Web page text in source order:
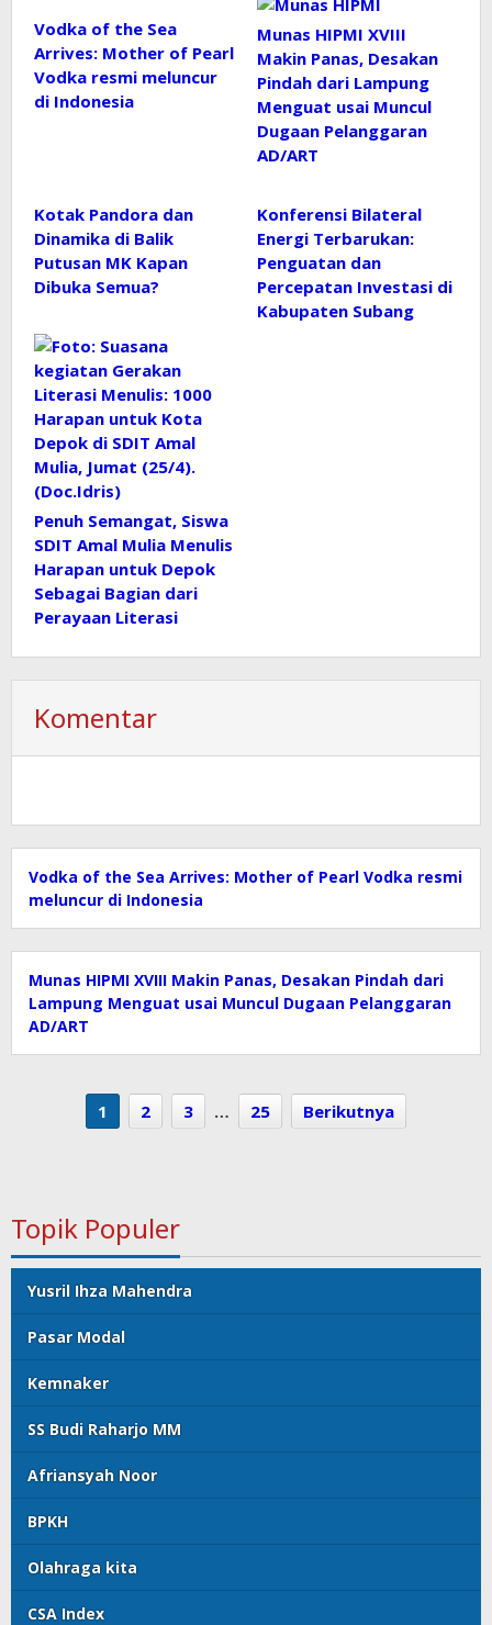
Vodka of the Sea
Arrives: Mother of Pearl
Vodka resmi meluncur
di Indonesia
Munas HIPMI XVIII
Makin Panas, Desakan
Pindah dari Lampung
Menguat usai Muncul
Dugaan Pelanggaran
AD/ART
Kotak Pandora dan
Dinamika di Balik
Putusan MK Kapan
Dibuka Semua?
Konferensi Bilateral
Energi Terbarukan:
Penguatan dan
Percepatan Investasi di
Kabupaten Subang
Penuh Semangat, Siswa
SDIT Amal Mulia Menulis
Harapan untuk Depok
Sebagai Bagian dari
Perayaan Literasi
Komentar
Vodka of the Sea Arrives: Mother of Pearl Vodka resmi
meluncur di Indonesia
Munas HIPMI XVIII Makin Panas, Desakan Pindah dari
Lampung Menguat usai Muncul Dugaan Pelanggaran
AD/ART
1 2 3 … 25 Berikutnya
Topik Populer
Yusril Ihza Mahendra
Pasar Modal
Kemnaker
SS Budi Raharjo MM
Afriansyah Noor
BPKH
Olahraga kita
CSA Index